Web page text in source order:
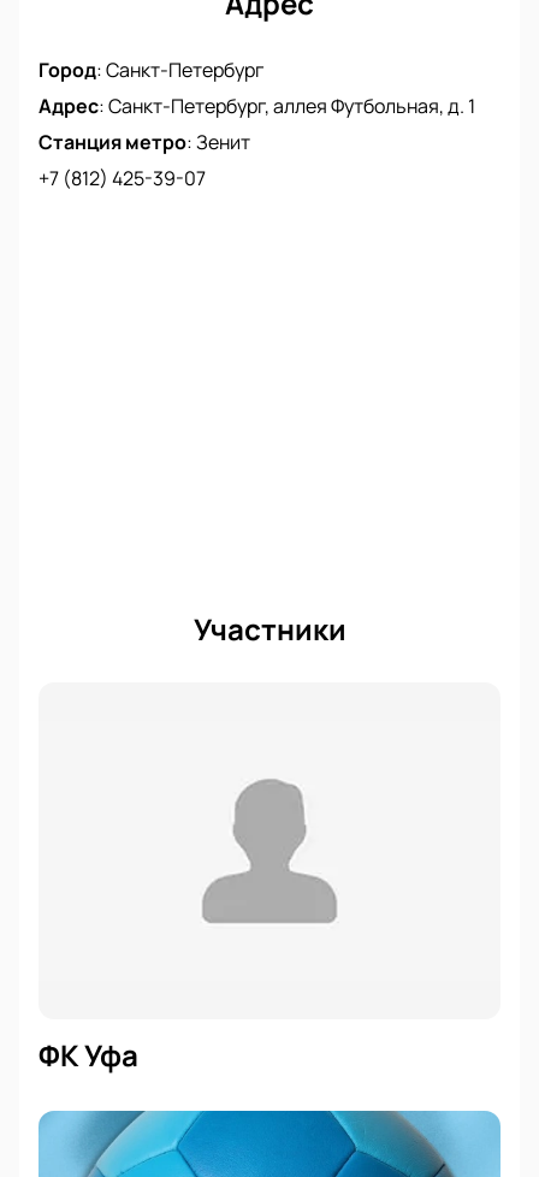
Город:Санкт-Петербург
Адрес:Санкт-Петербург, аллея Футбольная, д. 1
Станция метро:Зенит
+7 (812) 425-39-07
Участники
ФК Уфа